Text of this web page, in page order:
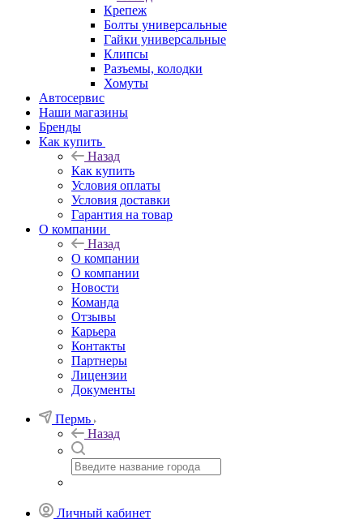
Крепеж
Болты универсальные
Гайки универсальные
Клипсы
Разъемы, колодки
Хомуты
Автосервис
Наши магазины
Бренды
Как купить
Назад
Как купить
Условия оплаты
Условия доставки
Гарантия на товар
О компании
Назад
О компании
О компании
Новости
Команда
Отзывы
Карьера
Контакты
Партнеры
Лицензии
Документы
Пермь
Назад
Личный кабинет